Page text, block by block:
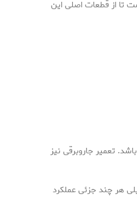
تا از قطعات اصلی این
تعمیر جاروبرقی نیز
هر چند جزئی عملکرد